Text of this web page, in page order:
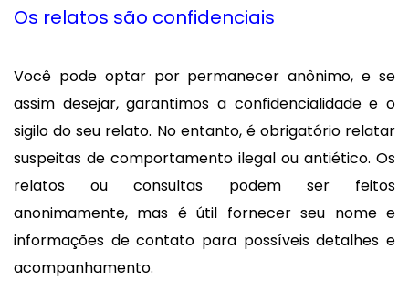
Os relatos são confidenciais
Você pode optar por permanecer anônimo, e se
assim desejar, garantimos a confidencialidade e o
sigilo do seu relato. No entanto, é obrigatório relatar
suspeitas de comportamento ilegal ou antiético. Os
relatos ou consultas podem ser feitos
anonimamente, mas é útil fornecer seu nome e
informações de contato para possíveis detalhes e
acompanhamento.